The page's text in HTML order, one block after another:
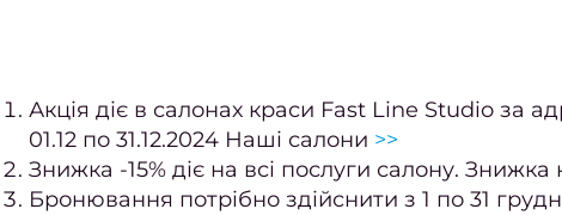
Акція діє в салонах краси Fast Line Studio за
01.12 по 31.12.2024 Наші салони >>
Знижка -15% діє на всі послуги салону. Знижка
Бронювання потрібно здійснити з 1 по 31